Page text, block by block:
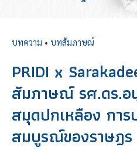
บทความ • บทสัมภาษณ์
PRIDI x
สัมภาษณ์ รศ.ดร.
สมุดปกเหลือง กา
สมบูรณ์ของราษฎร